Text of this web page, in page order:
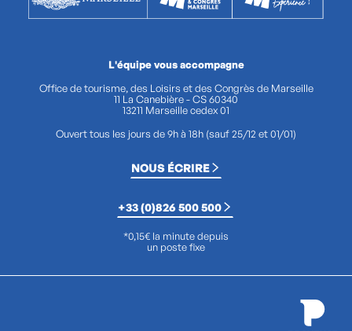
L'équipe vous accompagne
Office de tourisme, des Loisirs et des Congrès de Marseille
11 La Canebière - CS 60340
13211 Marseille cedex 01
Ouvert tous les jours de 9h à 18h (sauf 25/12 et 01/01)
NOUS ÉCRIRE
+33 (0)826 500 500
*0,15€ la minute depuis
un poste fixe